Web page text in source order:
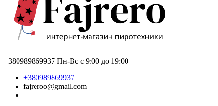
+380989869937 Пн-Вс с 9:00 до 19:00
+380989869937
fajreroo@gmail.com